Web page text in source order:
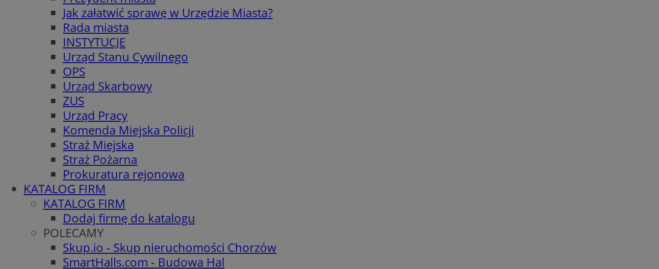
Jak załatwić sprawę w Urzędzie Miasta?
Rada miasta
INSTYTUCJE
Urząd Stanu Cywilnego
OPS
Urząd Skarbowy
ZUS
Urząd Pracy
Komenda Miejska Policji
Straż Miejska
Straż Pożarna
Prokuratura rejonowa
KATALOG FIRM
KATALOG FIRM
Dodaj firmę do katalogu
POLECAMY
Skup.io - Skup nieruchomości Chorzów
SmartHalls.com - Budowa Hal